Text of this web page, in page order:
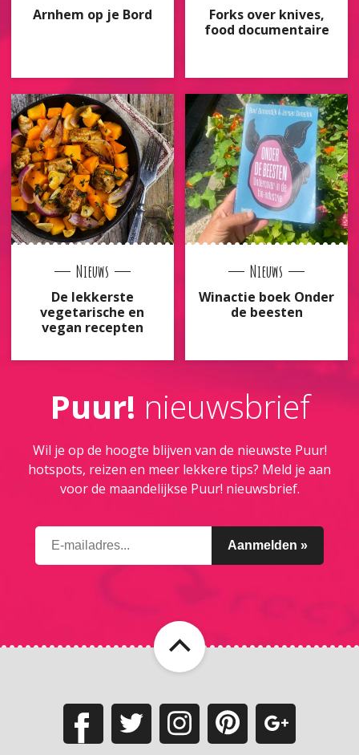
Arnhem op je Bord
Forks over knives,
food documentaire
Nieuws
De lekkerste
vegetarische en
vegan recepten
Nieuws
Winactie boek Onder
de beesten
Puur! nieuwsbrief
Wil je op de hoogte blijven van de nieuwste Puur!
hotspots, reizen en meer lekkere tips? Meld je aan
voor de maandelijkse Puur! nieuwsbrief.